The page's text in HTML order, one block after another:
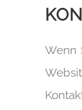
Wenn